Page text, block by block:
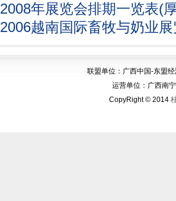
2008年展览会排期一览表(
2006越南国际畜牧与奶业
联盟单位：广西中国-东盟
运营单位：广西南
CopyRight © 2014